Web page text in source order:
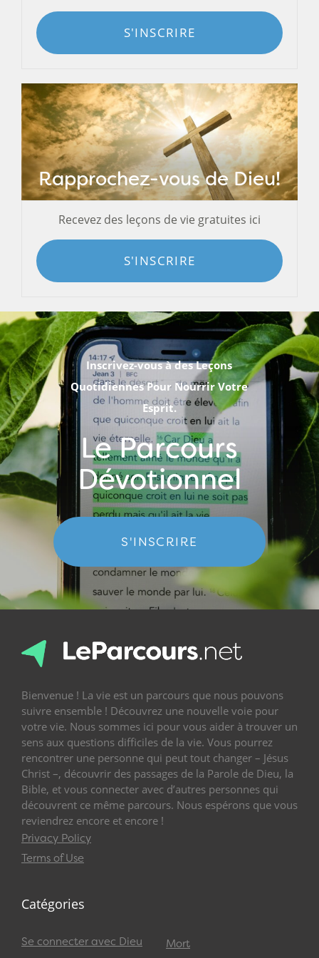
S'INSCRIRE
Rapprochez-vous de Dieu!
Recevez des leçons de vie gratuites ici
S'INSCRIRE
Inscrivez-vous à des Leçons
Quotidiennes Pour Nourrir Votre
Esprit.
Le Parcours
Dévotionnel
S'INSCRIRE
Bienvenue ! La vie est un parcours que nous pouvons
suivre ensemble ! Découvrez une nouvelle voie pour
votre vie. Nous sommes ici pour vous aider à trouver un
sens aux questions difficiles de la vie. Vous pourrez
rencontrer une personne qui peut tout changer – Jésus
Christ –, découvrir des passages de la Parole de Dieu, la
Bible, et vous connecter avec d’autres personnes qui
découvrent ce même parcours. Nous espérons que vous
reviendrez encore et encore !
Privacy Policy
Terms of Use
Catégories
Se connecter avec Dieu Mort